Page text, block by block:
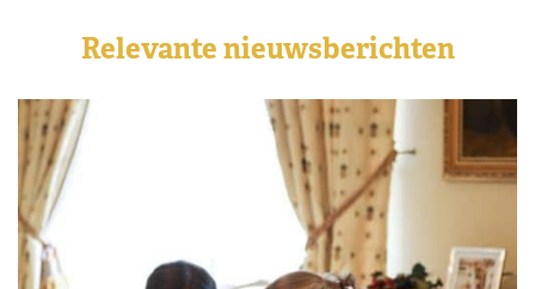
Relevante nieuwsberichten